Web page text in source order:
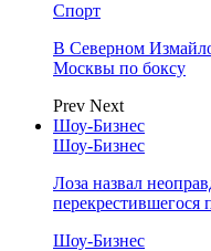
Спорт
В Северном
Москвы по боксу
Prev Next
Шоу-Бизнес
Шоу-Бизнес
Лоза назвал
Шоу-Бизнес